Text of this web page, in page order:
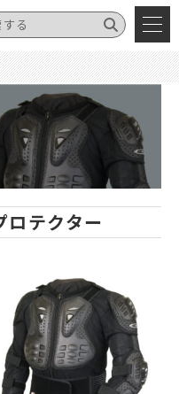
ロテクター